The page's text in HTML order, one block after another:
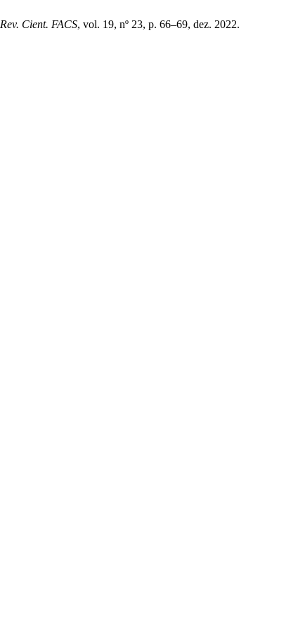
Rev. Cient. FACS, vol. 19, nº 23, p. 66–69, dez. 2022.